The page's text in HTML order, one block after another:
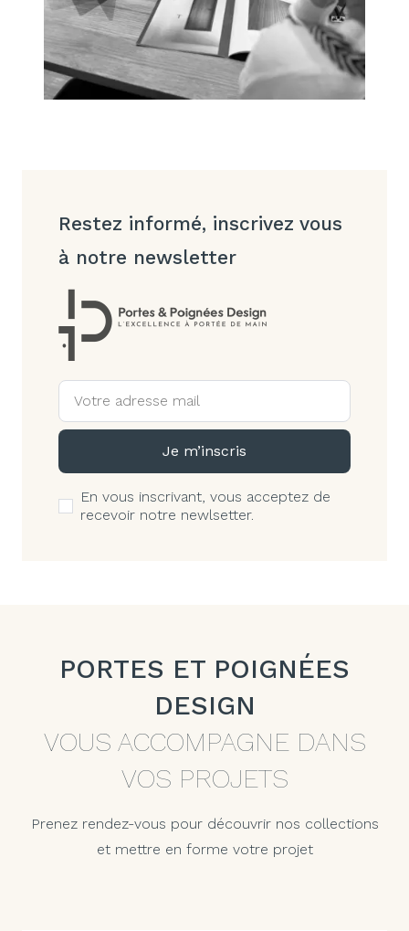
Restez informé, inscrivez vous
à notre newsletter
Je m’inscris
En vous inscrivant, vous acceptez de
recevoir notre newlsetter.
PORTES ET POIGNÉES
DESIGN
VOUS ACCOMPAGNE DANS
VOS PROJETS
Prenez rendez-vous pour découvrir nos collections
et mettre en forme votre projet